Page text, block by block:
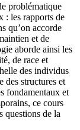
problématique
: les rapports de
qu’on accorde
et de
aborde ainsi les
de race et
des individus
des structures et
fondamentaux et
ce cours
questions de la